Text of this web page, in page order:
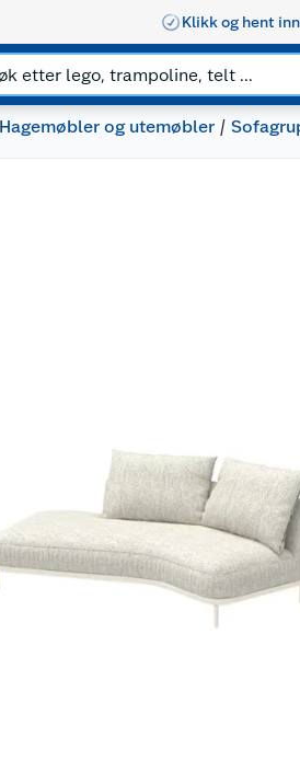
Klikk og hent
Hagemøbler og utemøbler